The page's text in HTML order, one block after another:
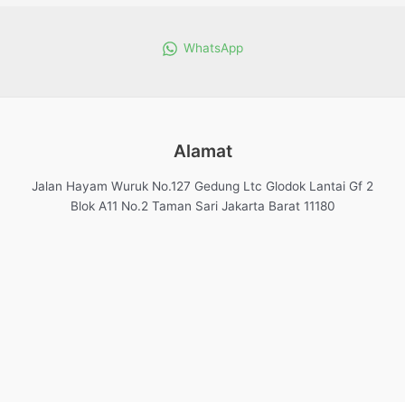
WhatsApp
Alamat
Jalan Hayam Wuruk No.127 Gedung Ltc Glodok Lantai Gf 2
Blok A11 No.2 Taman Sari Jakarta Barat 11180